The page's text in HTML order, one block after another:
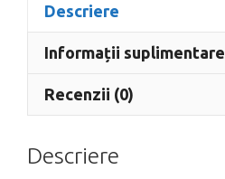
Descriere
Informații suplimentare
Recenzii (0)
Descriere